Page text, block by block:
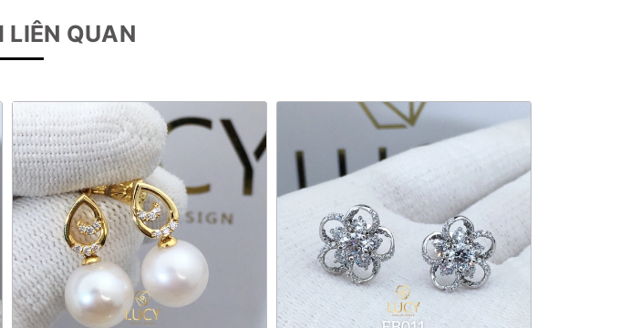
LIÊN QUAN